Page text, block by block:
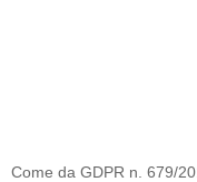
Come da GDPR n. 679/